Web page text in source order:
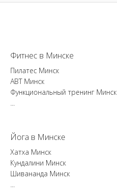
Фитнес в Минске
Пилатес Минск
ABT Минск
Функциональный тренинг Минск
...
Йога в Минске
Хатха Минск
Кундалини Минск
Шивананда Минск
...